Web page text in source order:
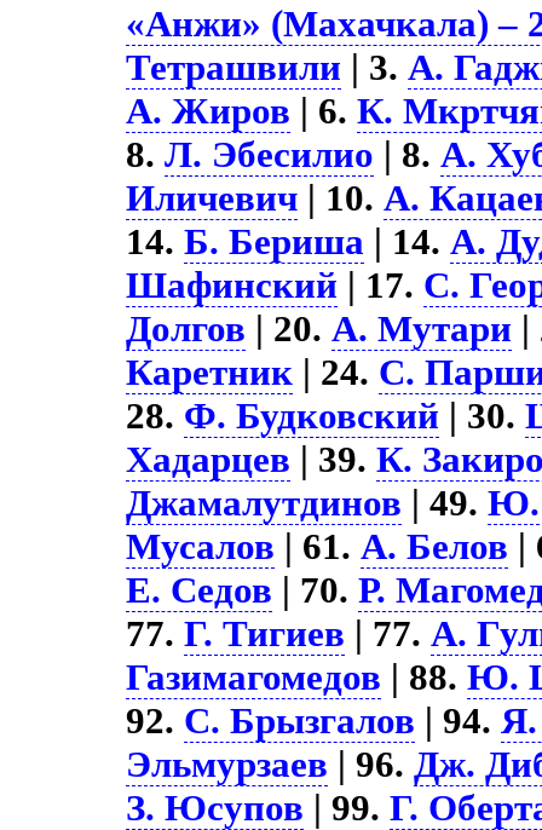
«Анжи» (Махачкала) –
Тетрашвили | 3.А.
А. Жиров | 6.К.
8.Л. Эбесилио | 8.А.
Иличевич | 10.А.
14.Б. Бериша | 14.А.
Шафинский | 17. С.
Долгов | 20.А. Мутари |
Каретник | 24. С.
28. Ф. Будковский | 30.
Хадарцев | 39.К.
Джамалутдинов | 49.Ю.
Мусалов | 61.А. Белов |
Е. Седов | 70.Р.
77.Г. Тигиев | 77.А.
Газимагомедов | 88.Ю.
92. С. Брызгалов | 94.
Эльмурзаев | 96.Дж.
З. Юсупов | 99.Г.